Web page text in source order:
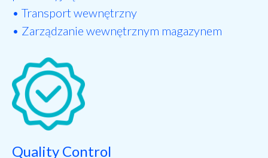
• Transport wewnętrzny
• Zarządzanie wewnętrznym magazynem
Quality Control